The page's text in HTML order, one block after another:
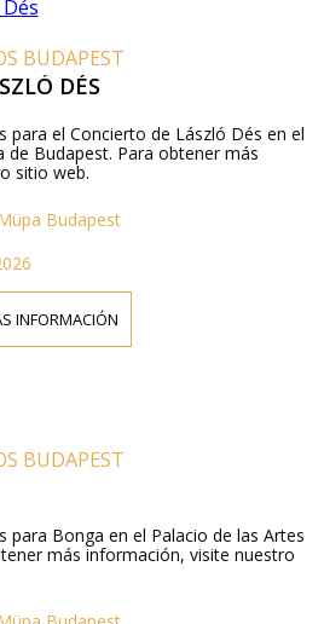
BUDAPEST
DÉS
para el Concierto de László Dés en el
de Budapest. Para obtener más
sitio web.
Budapest
INFORMACIÓN
BUDAPEST
para Bonga en el Palacio de las Artes
más información, visite nuestro